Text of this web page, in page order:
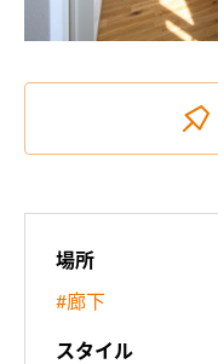
場所
#廊下
スタイル